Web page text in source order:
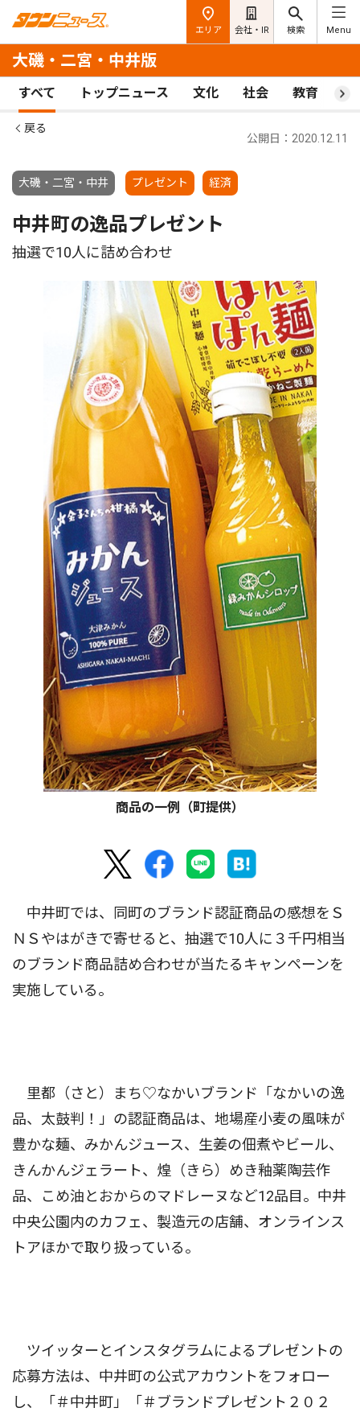
エリア 会社・IR 検索 Menu
大磯・二宮・中井版
すべて トップニュース 文化 社会 教育 ス
戻る
大磯・二宮・中井 プレゼント 経済
公開日：2020.12.11
中井町の逸品プレゼント
抽選で10人に詰め合わせ
商品の一例（町提供）
中井町では、同町のブランド認証商品の感想をＳ
ＮＳやはがきで寄せると、抽選で10人に３千円相当
のブランド商品詰め合わせが当たるキャンペーンを
実施している。
里都（さと）まち♡なかいブランド「なかいの逸
品、太鼓判！」の認証商品は、地場産小麦の風味が
豊かな麺、みかんジュース、生姜の佃煮やビール、
きんかんジェラート、煌（きら）めき釉薬陶芸作
品、こめ油とおからのマドレーヌなど12品目。中井
中央公園内のカフェ、製造元の店舗、オンラインス
トアほかで取り扱っている。
ツイッターとインスタグラムによるプレゼントの
応募方法は、中井町の公式アカウントをフォロー
し、「＃中井町」「＃ブランドプレゼント２０２